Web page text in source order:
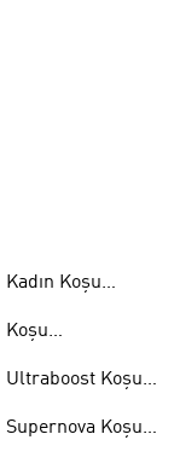
Kadın Koşu
Koşu
Ultraboost Koşu
Supernova Koşu